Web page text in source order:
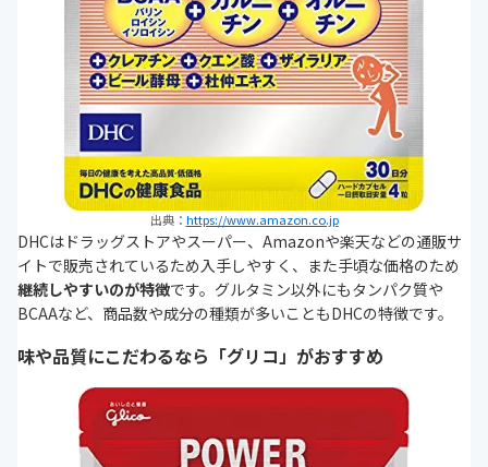
出典： https://www.amazon.co.jp
DHCはドラッグストアやスーパー、Amazonや楽天などの通販サ
イトで販売されているため入手しやすく、また手頃な価格のため
継続しやすいのが特徴です。グルタミン以外にもタンパク質や
BCAAなど、商品数や成分の種類が多いこともDHCの特徴です。
味や品質にこだわるなら「グリコ」がおすすめ